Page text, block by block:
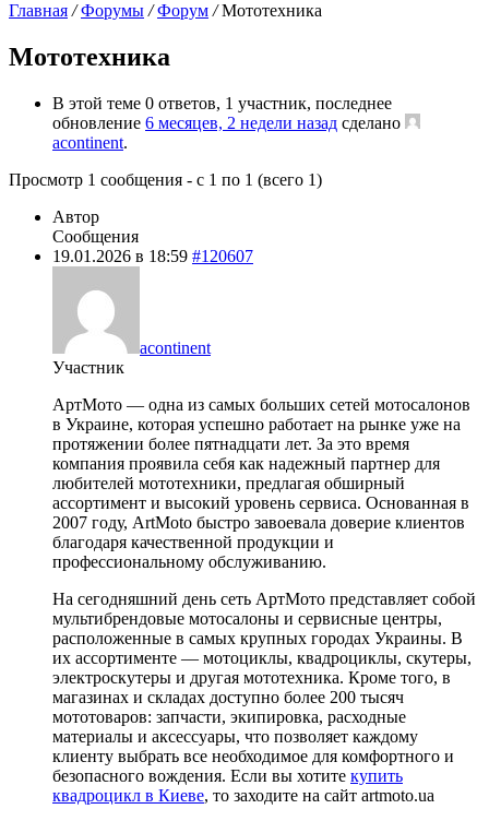
Главная / Форумы / Форум / Мототехника
Мототехника
В этой теме 0 ответов, 1 участник, последнее
обновление 6 месяцев, 2 недели назад сделано
acontinent.
Просмотр 1 сообщения - с 1 по 1 (всего 1)
Автор
Сообщения
19.01.2026 в 18:59 #120607
acontinent
Участник
АртМото — одна из самых больших сетей мотосалонов
в Украине, которая успешно работает на рынке уже на
протяжении более пятнадцати лет. За это время
компания проявила себя как надежный партнер для
любителей мототехники, предлагая обширный
ассортимент и высокий уровень сервиса. Основанная в
2007 году, ArtMoto быстро завоевала доверие клиентов
благодаря качественной продукции и
профессиональному обслуживанию.
На сегодняшний день сеть АртМото представляет собой
мультибрендовые мотосалоны и сервисные центры,
расположенные в самых крупных городах Украины. В
их ассортименте — мотоциклы, квадроциклы, скутеры,
электроскутеры и другая мототехника. Кроме того, в
магазинах и складах доступно более 200 тысяч
мототоваров: запчасти, экипировка, расходные
материалы и аксессуары, что позволяет каждому
клиенту выбрать все необходимое для комфортного и
безопасного вождения. Если вы хотите купить
квадроцикл в Киеве, то заходите на сайт artmoto.ua